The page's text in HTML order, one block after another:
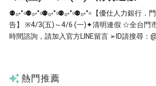
⚉ₒ॰°৹⚉ₒ॰°৹⚉ₒ॰°৹⚉ₒ॰°৹⚉ₒ॰°৹ 【優仕人力銀行．門市營業時間異動公
告】 ※4/3(五)～4/6 (一)✦清明連假 ☆全台門市暫停服務☆ 非營業
時間諮詢，請加入官方LINE留言 ➢ID請搜尋：
熱門推薦